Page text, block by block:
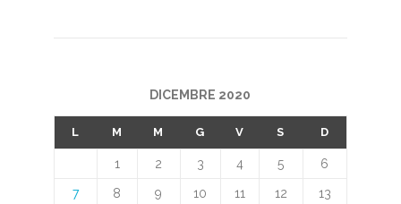
DICEMBRE 2020
L M M G V S D
1 2 3 4 5 6
7 8 9 10 11 12 13